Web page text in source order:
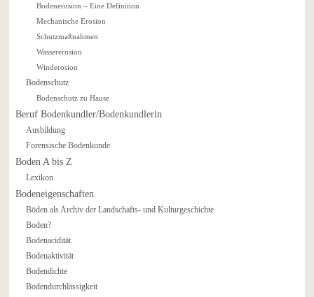
Bodenerosion – Eine Definition
Mechanische Erosion
Schutzmaßnahmen
Wassererosion
Winderosion
Bodenschutz
Bodenschutz zu Hause
Beruf Bodenkundler/Bodenkundlerin
Ausbildung
Forensische Bodenkunde
Boden A bis Z
Lexikon
Bodeneigenschaften
Böden als Archiv der Landschafts- und Kulturgeschichte
Boden?
Bodenacidität
Bodenaktivität
Bodendichte
Bodendurchlässigkeit